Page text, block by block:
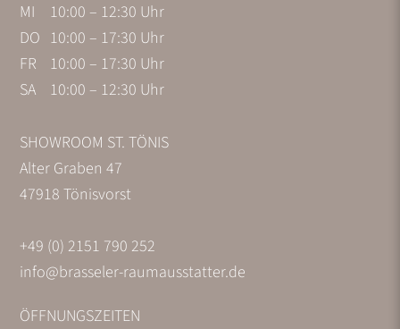
MI
10:00 – 12:30 Uhr
DO 10:00 – 17:30 Uhr
FR
10:00 – 17:30 Uhr
SA
10:00 – 12:30 Uhr
SHOWROOM ST. TÖNIS
Alter Graben 47
47918 Tönisvorst
+49 (0) 2151 790 252
info@brasseler-raumausstatter.de
ÖFFNUNGSZEITEN